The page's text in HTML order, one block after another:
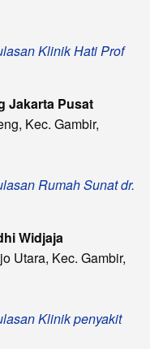
Klinik Hati Prof
Jakarta Pusat
Kec. Gambir,
Rumah Sunat dr.
Widjaja
Utara, Kec. Gambir,
Klinik penyakit